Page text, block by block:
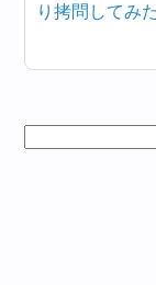
り拷問してみた